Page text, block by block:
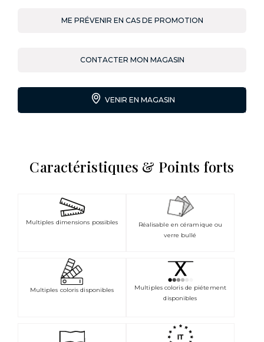
ME PRÉVENIR EN CAS DE PROMOTION
CONTACTER MON MAGASIN
VENIR EN MAGASIN
Caractéristiques & Points forts
Multiples dimensions possibles
Réalisable en céramique ou
verre bullé
Multiples coloris disponibles
Multiples coloris de piétement
disponibles